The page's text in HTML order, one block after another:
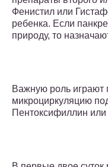
Фенистил или
ребенка. Если
природу, то
Важную роль играют
микроциркуляцию
Пентоксифиллин